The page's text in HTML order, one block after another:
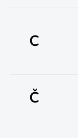
C
Č